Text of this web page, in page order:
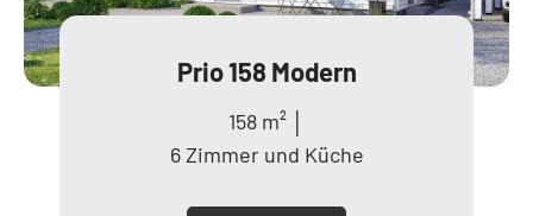
Prio 158 Modern
158 m² │
6 Zimmer und Küche